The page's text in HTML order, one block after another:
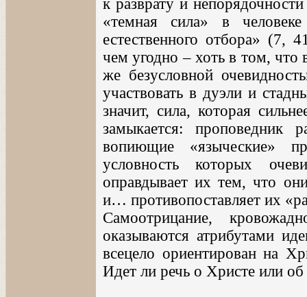
к разврату и
«темная сила» в
естественного отбора» (7,
чем угодно – хоть в том, что
же безусловной
участвовать в дуэли и
значит, сила, которая
замыкается: проповедник
вопиющие «языческие»
условность которых
оправдывает их тем, что
и… противопоставляет их
Самоотрицание,
оказываются атрибутами
всецело ориентирован на
Идет ли речь о Христе или